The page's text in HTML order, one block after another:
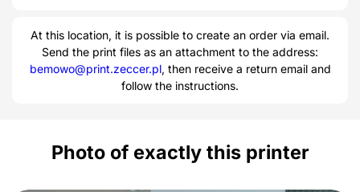
At this location, it is possible to create an order via email.
Send the print files as an attachment to the address:
bemowo@print.zeccer.pl, then receive a return email and
follow the instructions.
Photo of exactly this printer